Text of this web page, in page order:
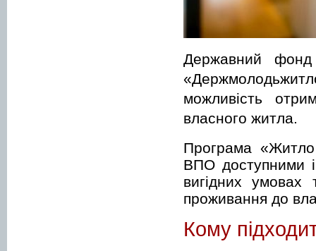
Державний фонд
можливість
власного житла.
Програма
ВПО доступними
вигідних
проживання до
Кому